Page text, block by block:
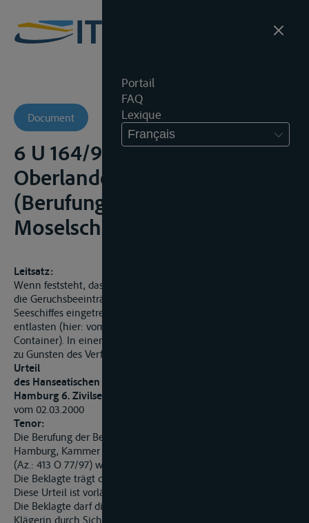
Portail
FAQ
Lexique
Français
Document
6 U 164/98 -
Oberlandesgericht
(Berufungsinstanz
Moselschiffahrt)
Leitsatz:
Wenn feststeht, dass eine Transportgutbeschädigung (hier:
die Geruchsbeeinträchtigung von Kaffee) an Bord eines
Seeschiffes eingetreten ist, hat sich der Verfrachter zu
entlasten (hier: vom Vorwurf der Verwendung verunreinigter
Container). In einem solchen Fall greift HGB § 611 Abs 1 nicht
zu Gunsten des Verfrachters ein.
Urteil
des Hanseatischen Oberlandesgerichtes
Hamburg 6. Zivilsenat
vom 02.03.2000
Tenor:
Die Berufung der Beklagten gegen das Urteil des Landgerichts
Hamburg, Kammer 13 für Handelssachen, vom 11. Juni 1998
(Az.: 413 O 77/97) wird zurückgewiesen.
Die Beklagte trägt die Kosten des Berufungsverfahrens.
Diese Urteil ist vorläufig vollstreckbar.
Die Beklagte darf die Zwangsvollstreckung seitens der
Klägerin durch Sicherheitsleistung oder Hinterlegung von DM